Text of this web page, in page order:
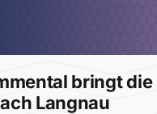
bringt die
Langnau